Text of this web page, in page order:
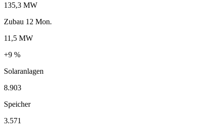
135,3 MW
Zubau 12 Mon.
11,5 MW
+9 %
Solaranlagen
8.903
Speicher
3.571